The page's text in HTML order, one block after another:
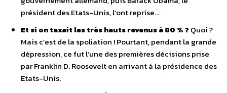
président des Etats-Unis, l’ont reprise…
Et si on taxait les très hauts revenus à 80 % ? Quoi ?
Mais c’est de la spoliation ! Pourtant, pendant la grande
dépression, ce fut l’une des premières décisions prise
par Franklin D. Roosevelt en arrivant à la présidence des
Etats-Unis.